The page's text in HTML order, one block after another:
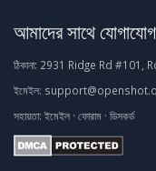
আমাদের সাথে
ঠিকানা: 2931 Ridge Rd #101,
ইমেইল:
সহায়তা: ইমেইল · ফোরাম · ডিসকর্ড